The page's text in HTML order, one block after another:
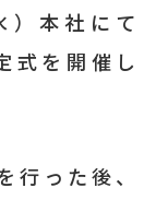
本社にて
式を開催し
行った後、